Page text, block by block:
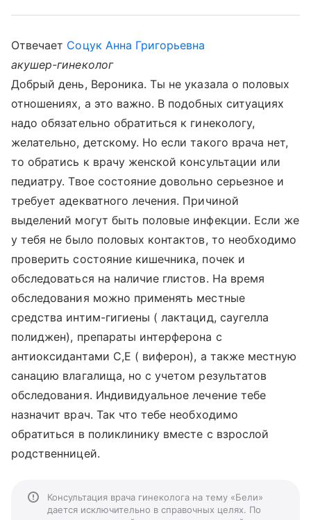
Отвечает Соцук Анна Григорьевна
акушер-гинеколог
Добрый день, Вероника. Ты не указала о половых
отношениях, а это важно. В подобных ситуациях
надо обязательно обратиться к гинекологу,
желательно, детскому. Но если такого врача нет,
то обратись к врачу женской консультации или
педиатру. Твое состояние довольно серьезное и
требует адекватного лечения. Причиной
выделений могут быть половые инфекции. Если же
у тебя не было половых контактов, то необходимо
проверить состояние кишечника, почек и
обследоваться на наличие глистов. На время
обследования можно применять местные
средства интим-гигиены ( лактацид, саугелла
полиджен), препараты интерферона с
антиоксидантами С,Е ( виферон), а также местную
санацию влагалища, но с учетом результатов
обследования. Индивидуальное лечение тебе
назначит врач. Так что тебе необходимо
обратиться в поликлинику вместе с взрослой
родственницей.
Консультация врача гинеколога на тему «Бели»
дается исключительно в справочных целях. По